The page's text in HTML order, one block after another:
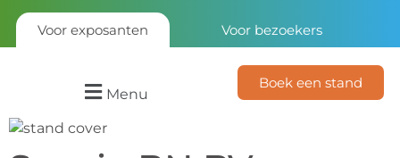
Voor exposanten Voor bezoekers
Menu
Boek een stand